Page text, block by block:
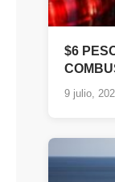
$6
9 julio,